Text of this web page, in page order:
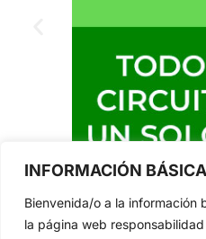
INFORMACIÓN
Bienvenida/o a la información
la página web